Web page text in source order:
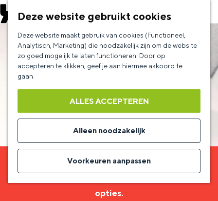
Deze website gebruikt cookies
Deze website maakt gebruik van cookies (Functioneel,
Analytisch, Marketing) die noodzakelijk zijn om de website
zo goed mogelijk te laten functioneren. Door op
accepteren te klikken, geef je aan hiermee akkoord te
gaan.
ALLES ACCEPTEREN
Alleen noodzakelijk
Voorkeuren aanpassen
Sorry, deze activiteit is niet meer beschikbaar.
opties.